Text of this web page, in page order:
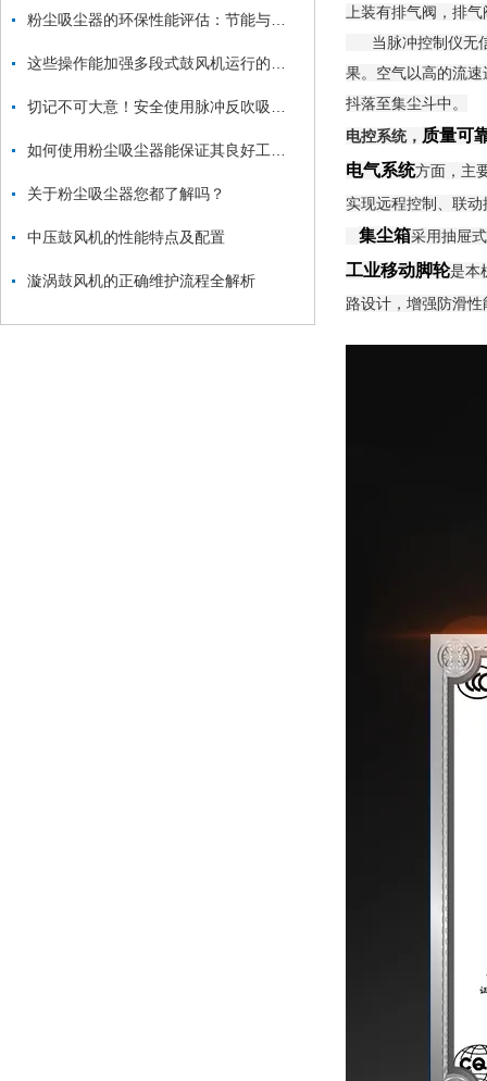
关于粉尘吸尘器您都了解吗？
中压鼓风机的性能特点及配置
漩涡鼓风机的正确维护流程全解析
上装有排气阀，排
当脉冲控制仪无信
果。空气以高的流
抖落至集尘斗中。
电控系统， 质量可
电气系统方面，主
实现远程控制、联
集尘箱采用抽屉
工业移动脚轮是本
路设计，增强防滑性